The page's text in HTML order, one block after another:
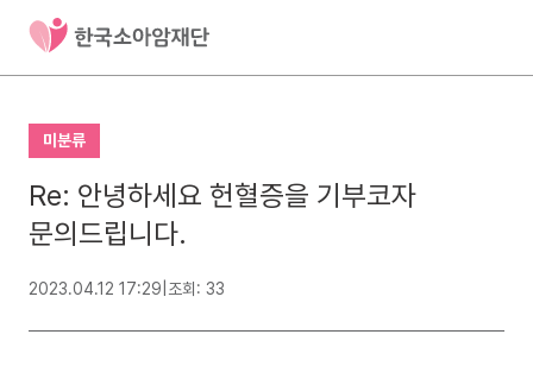
미분류
Re: 안녕하세요 헌혈증을 기부코자
문의드립니다.
2023.04.12 17:29 조회: 33